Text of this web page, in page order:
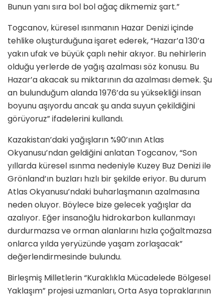
Bunun yanı sıra bol bol ağaç dikmemiz şart.”
Togcanov, küresel ısınmanın Hazar Denizi içinde
tehlike oluşturduğuna işaret ederek, “Hazar’a 130’a
yakın ufak ve büyük çaplı nehir akıyor. Bu nehirlerin
olduğu yerlerde de yağış azalması söz konusu. Bu
Hazar’a akacak su miktarının da azalması demek. Şu
an bulunduğum alanda 1976’da su yüksekliği insan
boyunu aşıyordu ancak şu anda suyun çekildiğini
görüyoruz” ifadelerini kullandı.
Kazakistan’daki yağışların %90’ının Atlas
Okyanusu’ndan geldiğini anlatan Togcanov, “Son
yıllarda küresel ısınma nedeniyle Kuzey Buz Denizi ile
Grönland’ın buzları hızlı bir şekilde eriyor. Bu durum
Atlas Okyanusu’ndaki buharlaşmanın azalmasına
neden oluyor. Böylece bize gelecek yağışlar da
azalıyor. Eğer insanoğlu hidrokarbon kullanmayı
durdurmazsa ve orman alanlarını hızla çoğaltmazsa
onlarca yılda yeryüzünde yaşam zorlaşacak”
değerlendirmesinde bulundu.
Birleşmiş Milletlerin “Kuraklıkla Mücadelede Bölgesel
Yaklaşım” projesi uzmanları, Orta Asya topraklarının